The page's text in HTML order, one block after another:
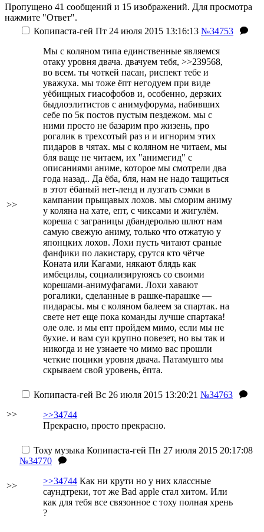
Пропущено 41 сообщений и 15 изображений. Для просмотра
нажмите "Ответ".
>>
Копипаста-гей Пт 24 июля 2015 13:16:13 №34753
Мы с коляном типа единственные являемся
отаку уровня двача. двачуем тебя, >>239568,
во всем. ты чоткей пасан, риспект тебе и
уважуха. мы тоже ёпт негодуем при виде
уёбищных гиасофобов и, особенно, дерзких
быдлоэлитистов с анимуфорума, набивших
себе по 5к постов пустым пездежом. мы с
ними просто не базарим про жизень, про
рогалик в трехсотый раз и и игнорим этих
пидаров в чятах. мы с коляном не читаем, мы
бля ваще не читаем, их "анимегид" с
описаниями аниме, которое мы смотрели два
года назад.. Да ёба, бля, нам не надо тащиться
в этот ёбаный нет-ленд и лузгать сэмки в
кампании прыщавых лохов. мы сморим аниму
у коляна на хате, епт, с чиксами и жигулём.
кореша с заграницы дбандеролью шлют нам
самую свежую аниму, только что отжатую у
японцких лохов. Лохи пусть читают сраные
фанфики по лакистару, срутся кто чётче
Коната или Кагами, някают блядь как
имбецилы, социализируюясь со своими
корешами-анимуфагами. Лохи хавают
рогалики, сделанные в рашке-парашке —
пидарасы. мы с коляном балеем за спартак. на
свете нет еще пока команды лучше спартака!
оле оле. и мы епт пройдем мимо, если мы не
бухие. и вам суи крупно повезет, но вы так и
никогда и не узнаете чо мимо вас прошли
четкие поцики уровня двача. Патамушто мы
скрываем свой уровень, ёпта.
>>
Копипаста-гей Вс 26 июля 2015 13:20:21 №34763
>>34744
Прекрасно, просто прекрасно.
>>
Тоху музыка Копипаста-гей Пн 27 июля 2015 20:17:08
№34770
>>34744 Как ни крути но у них классные
саундтреки, тот же Bad apple стал хитом. Или
как для тебя все связонное с тоху полная хрень
?